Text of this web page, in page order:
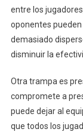
entre los
oponentes
demasiado
disminuir la
Otra trampa es
compromete a
puede dejar al
que todos los